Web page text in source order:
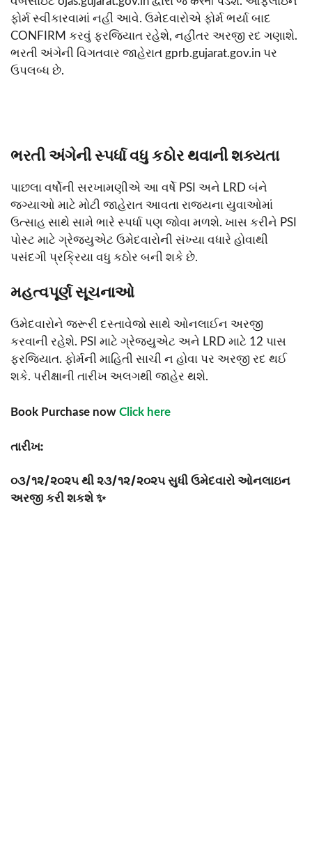
ફોર્મ સ્વીકારવામાં નહીં આવે. ઉમેદવારોએ ફોર્મ ભર્યા બાદ
CONFIRM કરવું ફરજિયાત રહેશે, નહીંતર અરજી રદ ગણાશે.
ભરતી અંગેની વિગતવાર જાહેરાત gprb.gujarat.gov.in પર
ઉપલબ્ધ છે.
ભરતી અંગેની સ્પર્ધા વધુ કઠોર થવાની શક્યતા
પાછલા વર્ષોની સરખામણીએ આ વર્ષે PSI અને LRD બંને
જગ્યાઓ માટે મોટી જાહેરાત આવતા રાજ્યના યુવાઓમાં
ઉત્સાહ સાથે સામે ભારે સ્પર્ધા પણ જોવા મળશે. ખાસ કરીને PSI
પોસ્ટ માટે ગ્રેજ્યુએટ ઉમેદવારોની સંખ્યા વધારે હોવાથી
પસંદગી પ્રક્રિયા વધુ કઠોર બની શકે છે.
મહત્વપૂર્ણ સૂચનાઓ
ઉમેદવારોને જરૂરી દસ્તાવેજો સાથે ઓનલાઈન અરજી
કરવાની રહેશે. PSI માટે ગ્રેજ્યુએટ અને LRD માટે 12 પાસ
ફરજિયાત. ફોર્મની માહિતી સાચી ન હોવા પર અરજી રદ થઈ
શકે. પરીક્ષાની તારીખ અલગથી જાહેર થશે.
Book Purchase now Click here
તારીખ:
૦૩/૧૨/૨૦૨૫ થી ૨૩/૧૨/૨૦૨૫ સુધી ઉમેદવારો ઓનલાઇન
અરજી કરી શકશે ✨